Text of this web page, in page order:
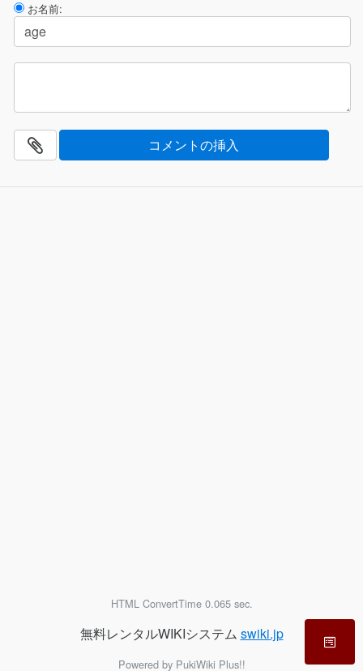
お名前:
HTML ConvertTime 0.065 sec.
無料レンタルWIKIシステム swiki.jp
Powered by PukiWiki Plus!!